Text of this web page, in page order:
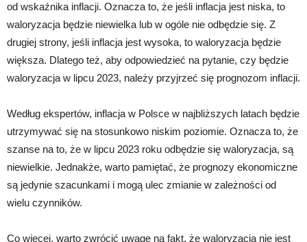
od wskaźnika inflacji. Oznacza to, że jeśli inflacja jest niska, to
waloryzacja będzie niewielka lub w ogóle nie odbędzie się. Z
drugiej strony, jeśli inflacja jest wysoka, to waloryzacja będzie
większa. Dlatego też, aby odpowiedzieć na pytanie, czy będzie
waloryzacja w lipcu 2023, należy przyjrzeć się prognozom inflacji.
Według ekspertów, inflacja w Polsce w najbliższych latach będzie
utrzymywać się na stosunkowo niskim poziomie. Oznacza to, że
szanse na to, że w lipcu 2023 roku odbędzie się waloryzacja, są
niewielkie. Jednakże, warto pamiętać, że prognozy ekonomiczne
są jedynie szacunkami i mogą ulec zmianie w zależności od
wielu czynników.
Co więcej, warto zwrócić uwagę na fakt, że waloryzacja nie jest